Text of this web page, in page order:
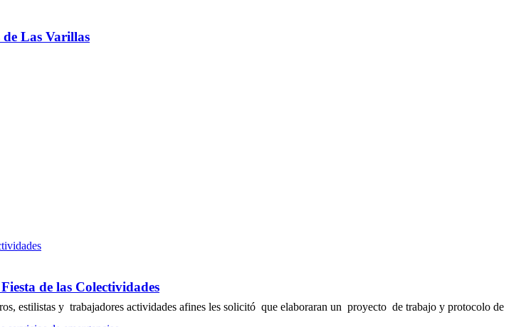
Las Varillas
de las Colectividades
estilistas y trabajadores actividades afines les solicitó que elaboraran un proyecto de trabajo y protocolo de